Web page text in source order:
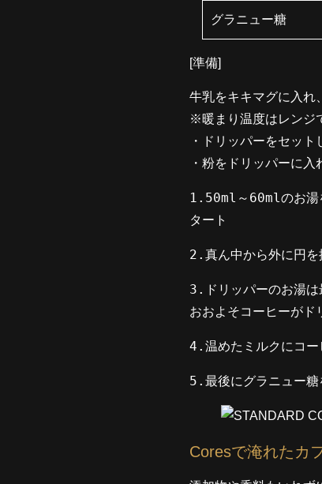
グラニュー糖
[準備]
牛乳をキキマグに入れ
※暖まり温度はレンジ
・ドリッパーをセッ
・粉をドリッパーに入
1.50ml～60mlのお湯
タート
2.真ん中から外に円
3.ドリッパーのお湯
おおよそコーヒーがド
4.温めたミルクにコー
5.最後にグラニュー
Coresで淹れたカ